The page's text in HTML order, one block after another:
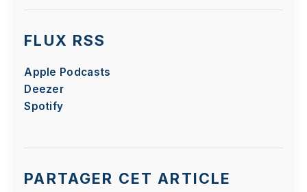
placement de cookies par le fournisseur de la
redirigé(e). Étant donné votre refus du dépôt de
respecter votre choix, nous avons bloqué la
lecture de cette vidéo. Si vous souhaitez
continuer et lire la vidéo, vous devez nous
FLUX RSS
Apple Podcasts
Deezer
Spotify
PARTAGER CET ARTICLE